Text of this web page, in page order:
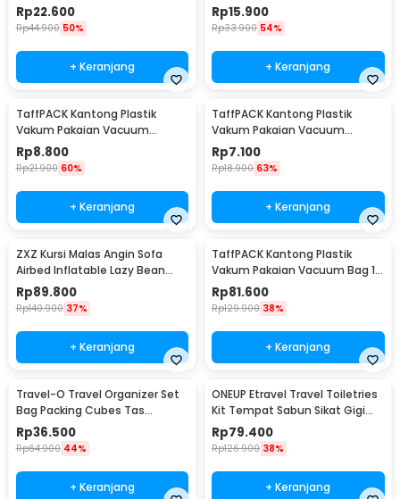
Compression Bag 1 PCS L -
SN024
Rp22.600
Rp44.900 50%
+ Keranjang
Compression Bag 1 PCS
80x110cm - YK-1000
Rp15.900
Rp33.900 54%
+ Keranjang
TaffPACK Kantong Plastik
Vakum Pakaian Vacuum
Compression Bag 1 PCS
60x80cm - YK-1000
Rp8.800
Rp21.900 60%
+ Keranjang
TaffPACK Kantong Plastik
Vakum Pakaian Vacuum
Compression Bag 1 PCS
50x70cm - YK-1000
Rp7.100
Rp18.900 63%
+ Keranjang
ZXZ Kursi Malas Angin Sofa
Airbed Inflatable Lazy Bean
Bag 230x70cm - LZ081
Rp89.800
Rp140.900 37%
+ Keranjang
TaffPACK Kantong Plastik
Vakum Pakaian Vacuum Bag 10
PCS Hand Pump - SN09109
Rp81.600
Rp129.900 38%
+ Keranjang
Travel-O Travel Organizer Set
Bag Packing Cubes Tas
Laundry 6 PCS - BIB-650
Rp36.500
Rp64.900 44%
+ Keranjang
ONEUP Etravel Travel Toiletries
Kit Tempat Sabun Sikat Gigi
Handuk - YW46
Rp79.400
Rp126.900 38%
+ Keranjang